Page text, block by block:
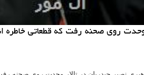
27 فروردین در حالی در تالار وحدت روی